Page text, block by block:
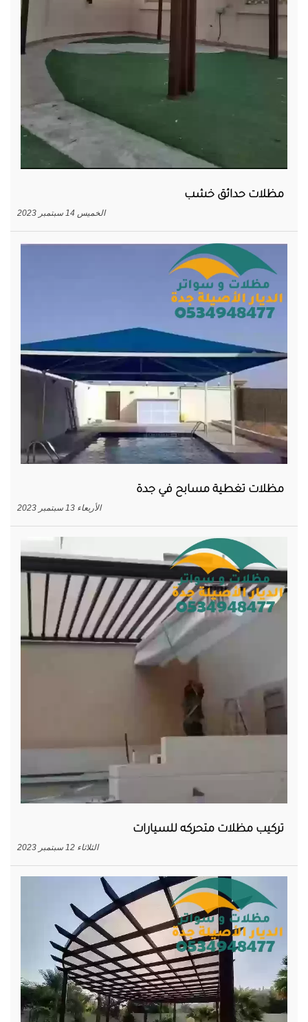
مظلات حدائق خشب
الخميس 14 سبتمبر 2023
مظلات تغطية مسابح في جدة
الأربعاء 13 سبتمبر 2023
تركيب مظلات متحركه للسيارات
الثلاثاء 12 سبتمبر 2023